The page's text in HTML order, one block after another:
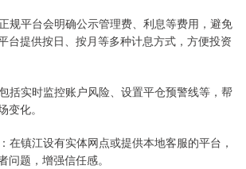
规平台会明确公示管理费、利息等费用，避免
台提供按日、按月等多种计息方式，方便投资
括实时监控账户风险、设置平仓预警线等，帮
变化。
在镇江设有实体网点或提供本地客服的平台，
问题，增强信任感。